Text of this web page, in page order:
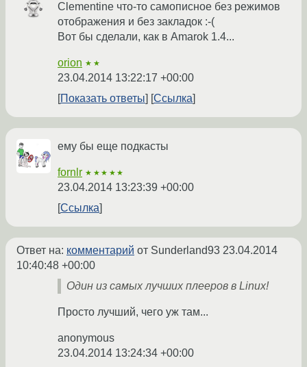
Clementine что-то самописное без режимов
отображения и без закладок :-(
Вот бы сделали, как в Amarok 1.4...
orion ★★
23.04.2014 13:22:17 +00:00
Показать ответы
Ссылка
ему бы еще подкасты
fornlr ★★★★★
23.04.2014 13:23:39 +00:00
Ссылка
Ответ на: комментарий от Sunderland93 23.04.2014
10:40:48 +00:00
Один из самых лучших плееров в Linux!
Просто лучший, чего уж там...
anonymous
23.04.2014 13:24:34 +00:00